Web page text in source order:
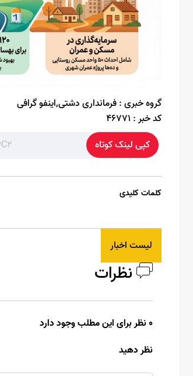
گروه خبری :فرمانداری دشتی,اینفو گرافی
کد خبر : 46771
کپی لینک کوتاه
کلمات کلیدی
لیست اخبار
نظرات
0 نظر برای این مطلب وجود دارد
نظر دهید